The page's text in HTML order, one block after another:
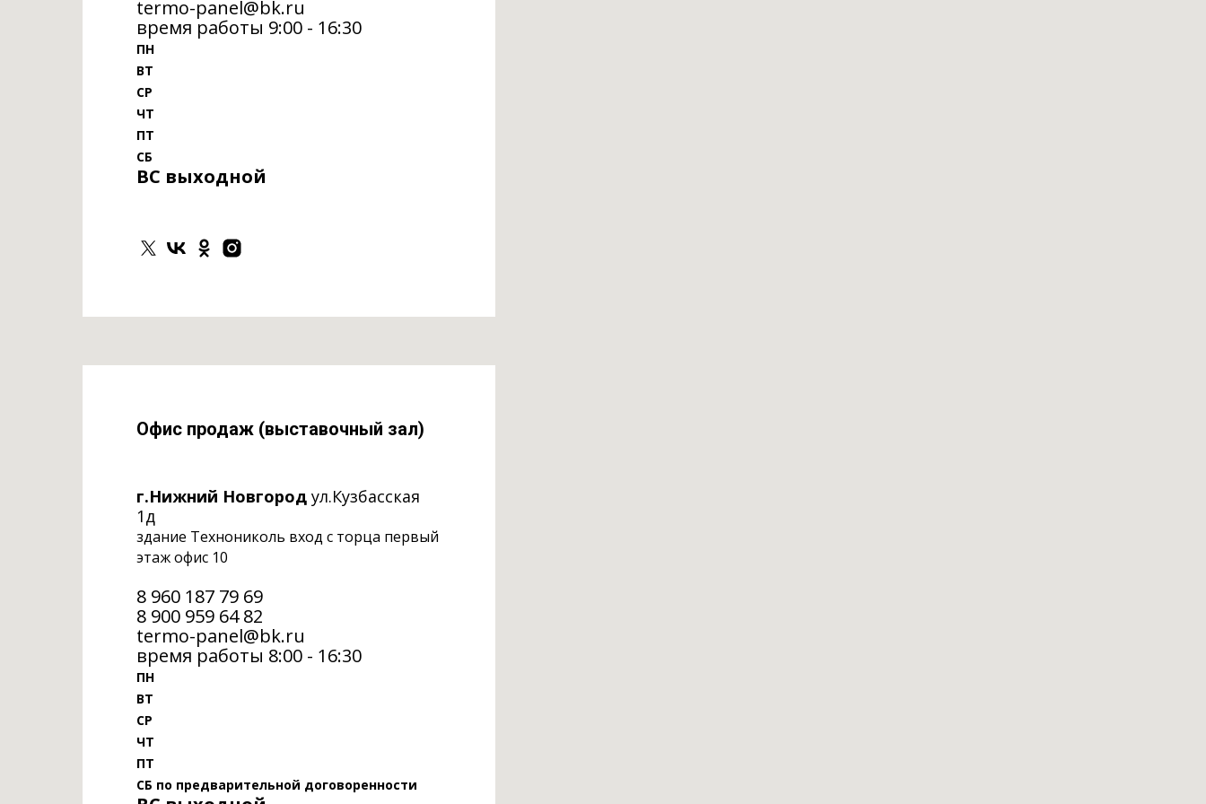
termo-panel@bk.ru
время работы 9:00 - 16:30
ПН
ВТ
СР
ЧТ
ПТ
СБ
ВС выходной
Офис продаж (выставочный зал)
г.Нижний Новгород ул.Кузбасская
1д
здание Технониколь вход с торца первый
этаж офис 10
8 960 187 79 69
‎8 900 959 64 82
termo-panel@bk.ru
время работы 8:00 - 16:30
ПН
ВТ
СР
ЧТ
ПТ
СБ по предварительной договоренности